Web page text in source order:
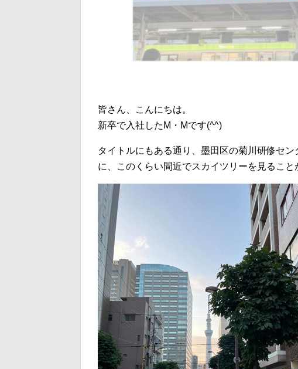
皆さん、こんにちは。
新卒で入社したM・Mです(^^)
タイトルにもある通り、墨田区の菊川研修セ
に、このくらい間近でスカイツリーを見ること